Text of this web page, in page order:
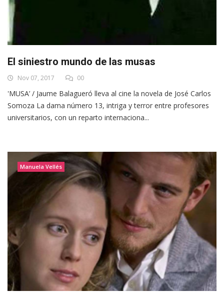
El siniestro mundo de las musas
Nov 07, 2017 00
'MUSA’ / Jaume Balagueró lleva al cine la novela de José Carlos
Somoza La dama número 13, intriga y terror entre profesores
universitarios, con un reparto internaciona...
Manuela Vellés